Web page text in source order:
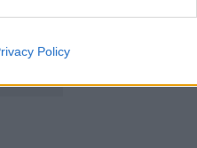
Policy